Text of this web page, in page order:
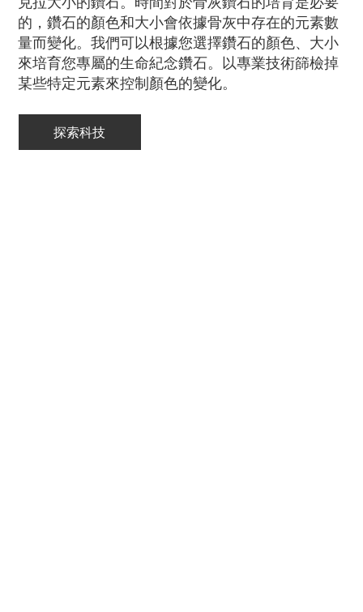
探索科技
的，鑽石的顏色和大小會依據骨灰中存在的元素數
量而變化。我們可以根據您選擇鑽石的顏色、大小
來培育您專屬的生命紀念鑽石。以專業技術篩檢掉
某些特定元素來控制顏色的變化。